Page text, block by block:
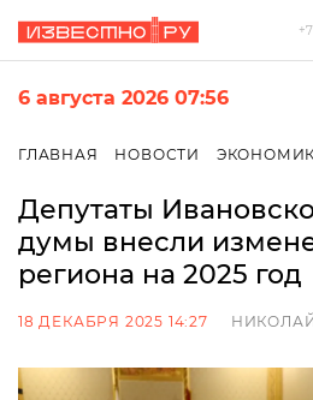
6 августа 2026 07:56
ГЛАВНАЯ НОВОСТИ
Депутаты
думы внесли
региона на 2025 год
18 ДЕКАБРЯ 2025 14:27